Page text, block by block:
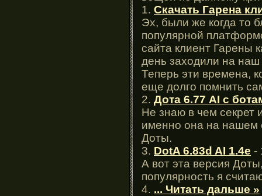
1. Скачать Гарена
Эх, были же когда то
популярной
сайта клиент Гарены
день заходили на наш
Теперь эти времена,
еще долго помнить
2. Дота 6.77 AI с
Не знаю в чем секрет
именно она на нашем
Доты.
3. DotA 6.83d AI 1.4e -
А вот эта версия
популярность я
4. ... Читать дальше »